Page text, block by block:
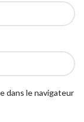
dans le navigateur